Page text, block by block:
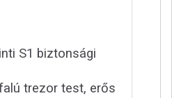
S1 biztonsági
trezor test, erős